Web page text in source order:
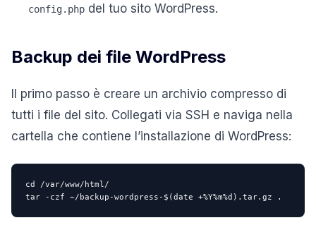
config.php del tuo sito WordPress.
Backup dei file WordPress
Il primo passo è creare un archivio compresso di
tutti i file del sito. Collegati via SSH e naviga nella
cartella che contiene l’installazione di WordPress:
cd /var/www/html/
tar -czf ~/backup-wordpress-$(date +%Y%m%d).tar.gz .